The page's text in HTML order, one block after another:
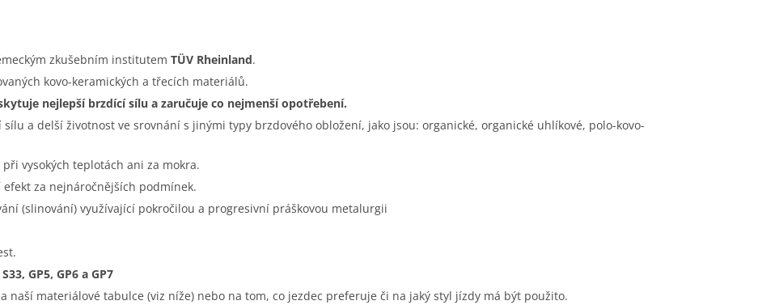
zkušebním institutem TÜV Rheinland.
kovo-keramických a třecích materiálů.
nejlepší brzdící sílu a zaručuje co nejmenší opotřebení.
a delší životnost ve srovnání s jinými typy brzdového obložení, jako jsou: organické, organické uhlíkové, polo-kovo-
vysokých teplotách ani za mokra.
za nejnáročnějších podmínek.
(slinování) využívající pokročilou a progresivní práškovou metalurgii
GP5, GP6 a GP7
naší materiálové tabulce (viz níže) nebo na tom, co jezdec preferuje či na jaký styl jízdy má být použito.